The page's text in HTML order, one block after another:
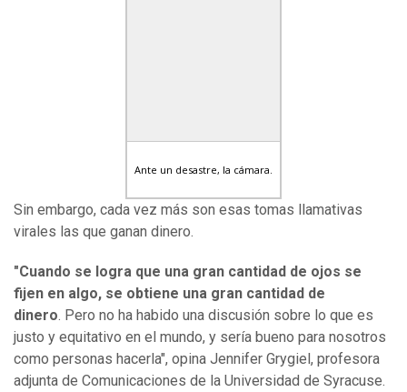
Ante un desastre, la cámara.
Sin embargo, cada vez más son esas tomas llamativas
virales las que ganan dinero.
"Cuando se logra que una gran cantidad de ojos se
fijen en algo, se obtiene una gran cantidad de
dinero. Pero no ha habido una discusión sobre lo que es
justo y equitativo en el mundo, y sería bueno para nosotros
como personas hacerla", opina Jennifer Grygiel, profesora
adjunta de Comunicaciones de la Universidad de Syracuse.